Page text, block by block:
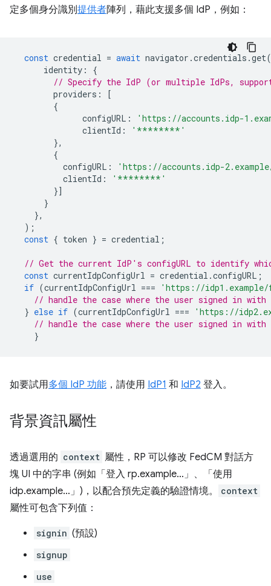
定多個身分識別提供者陣列，藉此支援多個 IdP，例如：
const credential = await navigator .credentials .get
identity :
{
// Specify the IdP (or multiple IdPs,
providers :
[
{
configURL :
'https://accounts.idp-
clientId :
'********'
},
{
configURL :
'https://accounts.idp-
clientId :
'********'
}]
}
},
);
const { token } = credential ;
// Get the current IdP's configURL to identify
const currentIdpConfigUrl = credential .configURL ;
if (currentIdpConfigUrl ===
'https://
// handle the case where the user signed in with
} else if (currentIdpConfigUrl ===
'https://
// handle the case where the user signed in with
}
如要試用多個 IdP 功能 ，請使用 IdP1 和 IdP2 登入。
背景資訊屬性
透過選用的 context 屬性，RP 可以修改 FedCM 對話方
塊 UI 中的字串 (例如「登入 rp.example…」、「使用
idp.example…」)，以配合預先定義的驗證情境。
context
屬性可包含下列值：
signin (預設)
signup
use